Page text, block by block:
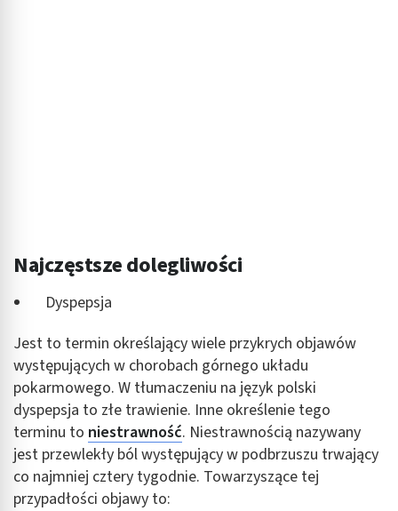
Najczęstsze dolegliwości
Dyspepsja
Jest to termin określający wiele przykrych objawów
występujących w chorobach górnego układu
pokarmowego. W tłumaczeniu na język polski
dyspepsja to złe trawienie. Inne określenie tego
terminu to niestrawność. Niestrawnością nazywany
jest przewlekły ból występujący w podbrzuszu trwający
co najmniej cztery tygodnie. Towarzyszące tej
przypadłości objawy to: